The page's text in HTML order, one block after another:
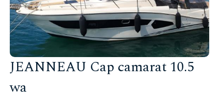
JEANNEAU Cap camarat 10.5
wa